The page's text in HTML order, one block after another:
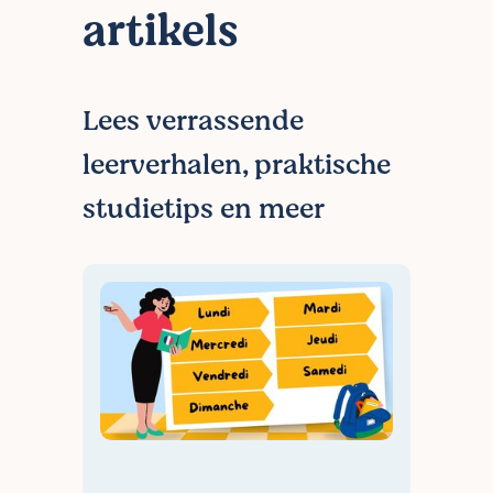
artikels
Lees verrassende
leerverhalen, praktische
studietips en meer